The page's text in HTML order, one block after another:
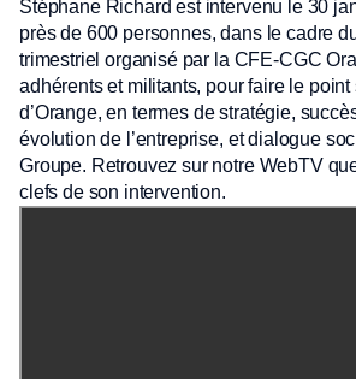
Stéphane Richard est intervenu le 30
près de 600 personnes, dans le cadre
trimestriel organisé par la CFE-CGC
adhérents et militants, pour faire le point
d’Orange, en termes de stratégie,
évolution de l’entreprise, et dialogue
Groupe. Retrouvez sur notre WebTV
clefs de son intervention.